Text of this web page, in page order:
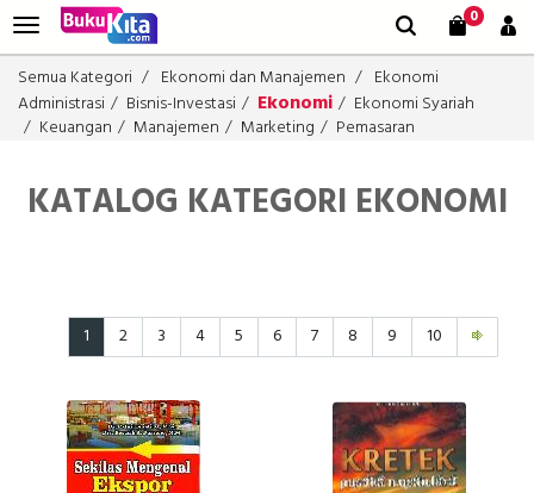
0
Semua Kategori Ekonomi dan Manajemen
Ekonomi
Administrasi
Bisnis-Investasi Ekonomi
Ekonomi Syariah
Keuangan
Manajemen Marketing Pemasaran
KATALOG KATEGORI EKONOMI
1 2 3 4 5 6 7 8 9 10